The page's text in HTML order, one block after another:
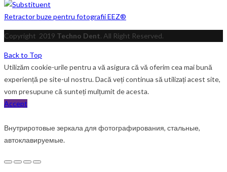
Retractor buze pentru fotografii EEZ®
Copyright 2019 Techno Dent. All Right Reserved.
Back to Top
Utilizăm cookie-urile pentru a vă asigura că vă oferim cea mai bună
experiență pe site-ul nostru. Dacă veți continua să utilizați acest site,
vom presupune că sunteți mulțumit de acesta.
Accept
Внутриротовые зеркала для фотографирования, стальные,
автоклавируемые.